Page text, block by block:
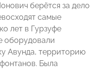
берётся за дело
самые
лет в Гурзуфе
оборудовали
Авунда, территорию
Была